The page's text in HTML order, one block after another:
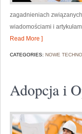
zagadnieniach
wiadomościami i
Read More ]
CATEGORIES: NOWE
Adopcja i